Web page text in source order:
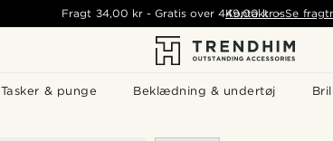
Tasker & punge Beklædning & undertøj
Fragt 34,00 kr- Gratis over 449,00 kr - Se
Kontakt os